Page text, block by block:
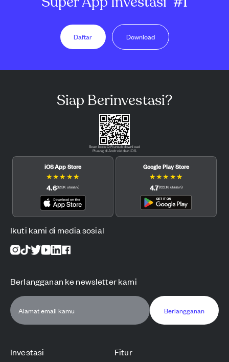
Daftar Download
Investasi Fitur
Siap Berinvestasi?
Scan kode QR untuk download
Pluang di Android dan iOS.
iOS App Store
★★★ ★★
4.6(12.3K ulasan)
Google Play Store
★★★ ★★
4.7(122.1K ulasan)
Ikuti kami di media sosial
Berlangganan ke newsletter kami
Berlangganan